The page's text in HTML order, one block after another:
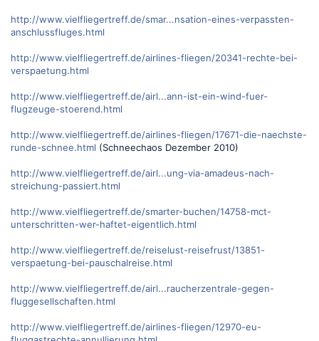
http://www.vielfliegertreff.de/smar...nsation-eines-verpassten-
anschlussfluges.html
http://www.vielfliegertreff.de/airlines-fliegen/20341-rechte-bei-
verspaetung.html
http://www.vielfliegertreff.de/airl...ann-ist-ein-wind-fuer-
flugzeuge-stoerend.html
http://www.vielfliegertreff.de/airlines-fliegen/17671-die-naechste-
runde-schnee.html (Schneechaos Dezember 2010)
http://www.vielfliegertreff.de/airl...ung-via-amadeus-nach-
streichung-passiert.html
http://www.vielfliegertreff.de/smarter-buchen/14758-mct-
unterschritten-wer-haftet-eigentlich.html
http://www.vielfliegertreff.de/reiselust-reisefrust/13851-
verspaetung-bei-pauschalreise.html
http://www.vielfliegertreff.de/airl...raucherzentrale-gegen-
fluggesellschaften.html
http://www.vielfliegertreff.de/airlines-fliegen/12970-eu-